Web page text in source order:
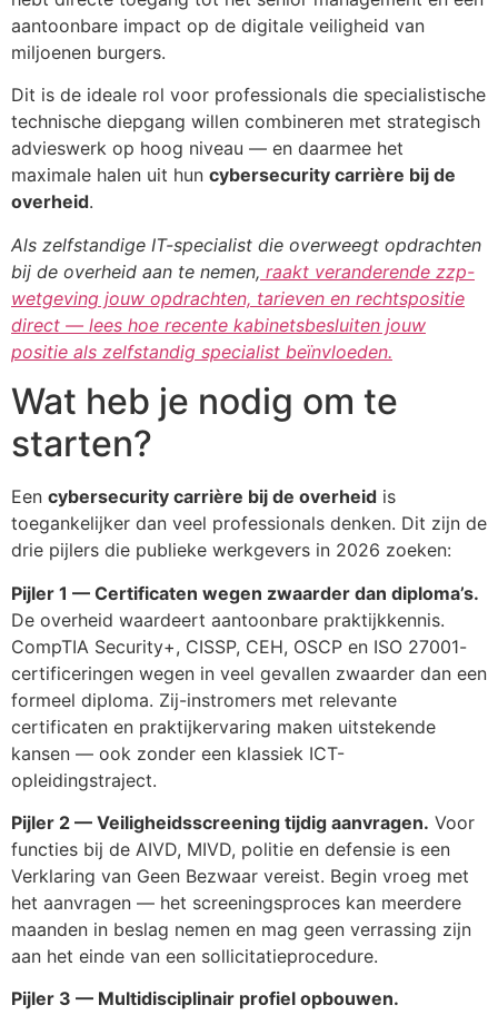
aantoonbare impact op de digitale veiligheid van
miljoenen burgers.
Dit is de ideale rol voor professionals die specialistische
technische diepgang willen combineren met strategisch
advieswerk op hoog niveau — en daarmee het
maximale halen uit hun cybersecurity carrière bij de
overheid.
Als zelfstandige IT-specialist die overweegt opdrachten
bij de overheid aan te nemen, raakt veranderende zzp-
wetgeving jouw opdrachten, tarieven en rechtspositie
direct — lees hoe recente kabinetsbesluiten jouw
positie als zelfstandig specialist beïnvloeden.
Wat heb je nodig om te
starten?
Een cybersecurity carrière bij de overheid is
toegankelijker dan veel professionals denken. Dit zijn de
drie pijlers die publieke werkgevers in 2026 zoeken:
Pijler 1 — Certificaten wegen zwaarder dan diploma’s.
De overheid waardeert aantoonbare praktijkkennis.
CompTIA Security+, CISSP, CEH, OSCP en ISO 27001-
certificeringen wegen in veel gevallen zwaarder dan een
formeel diploma. Zij-instromers met relevante
certificaten en praktijkervaring maken uitstekende
kansen — ook zonder een klassiek ICT-
opleidingstraject.
Pijler 2 — Veiligheidsscreening tijdig aanvragen. Voor
functies bij de AIVD, MIVD, politie en defensie is een
Verklaring van Geen Bezwaar vereist. Begin vroeg met
het aanvragen — het screeningsproces kan meerdere
maanden in beslag nemen en mag geen verrassing zijn
aan het einde van een sollicitatieprocedure.
Pijler 3 — Multidisciplinair profiel opbouwen.